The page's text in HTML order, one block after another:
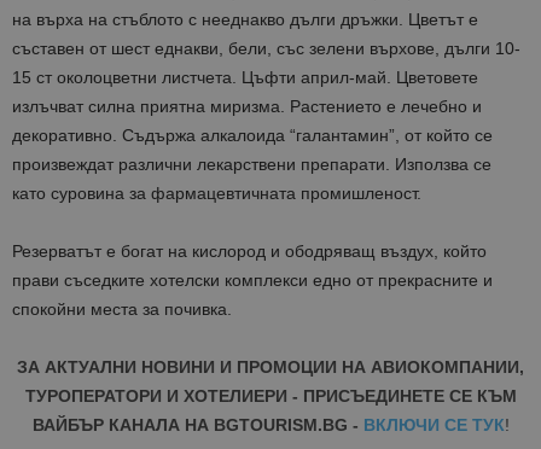
на върха на стъблото с нееднакво дълги дръжки. Цветът е
съставен от шест еднакви, бели, със зелени върхове, дълги 10-
15 ст околоцветни листчета. Цъфти април-май. Цветовете
излъчват силна приятна миризма. Растението е лечебно и
декоративно. Съдържа алкалоида “галантамин”, от който се
произвеждат различни лекарствени препарати. Използва се
като суровина за фармацевтичната промишленост.
Резерватът е богат на кислород и ободряващ въздух, който
прави съседките хотелски комплекси едно от прекрасните и
спокойни места за почивка.
ЗА АКТУАЛНИ НОВИНИ И ПРОМОЦИИ НА АВИОКОМПАНИИ,
ТУРОПЕРАТОРИ И ХОТЕЛИЕРИ - ПРИСЪЕДИНЕТЕ СЕ КЪМ
ВАЙБЪР КАНАЛА НА BGTOURISM.BG - ВКЛЮЧИ СЕ ТУК!